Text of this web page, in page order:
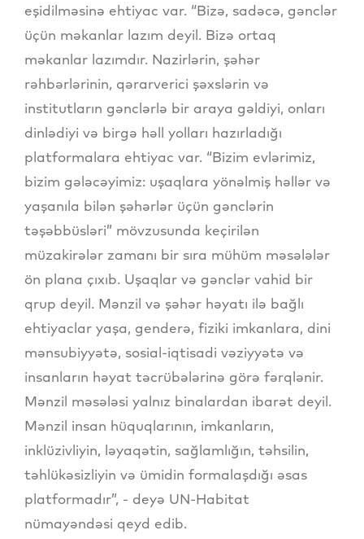
eşidilməsinə ehtiyac var. “Bizə, sadəcə, gənclər
üçün məkanlar lazım deyil. Bizə ortaq
məkanlar lazımdır. Nazirlərin, şəhər
rəhbərlərinin, qərarverici şəxslərin və
institutların gənclərlə bir araya gəldiyi, onları
dinlədiyi və birgə həll yolları hazırladığı
platformalara ehtiyac var. “Bizim evlərimiz,
bizim gələcəyimiz: uşaqlara yönəlmiş həllər və
yaşanıla bilən şəhərlər üçün gənclərin
təşəbbüsləri” mövzusunda keçirilən
müzakirələr zamanı bir sıra mühüm məsələlər
ön plana çıxıb. Uşaqlar və gənclər vahid bir
qrup deyil. Mənzil və şəhər həyatı ilə bağlı
ehtiyaclar yaşa, genderə, fiziki imkanlara, dini
mənsubiyyətə, sosial-iqtisadi vəziyyətə və
insanların həyat təcrübələrinə görə fərqlənir.
Mənzil məsələsi yalnız binalardan ibarət deyil.
Mənzil insan hüquqlarının, imkanların,
inklüzivliyin, ləyaqətin, sağlamlığın, təhsilin,
təhlükəsizliyin və ümidin formalaşdığı əsas
platformadır”, - deyə UN-Habitat
nümayəndəsi qeyd edib.